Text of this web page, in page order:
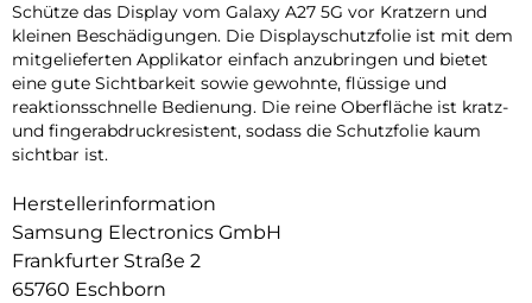
Schütze das Display vom Galaxy A27 5G vor Kratzern und
kleinen Beschädigungen. Die Displayschutzfolie ist mit dem
mitgelieferten Applikator einfach anzubringen und bietet
eine gute Sichtbarkeit sowie gewohnte, flüssige und
reaktionsschnelle Bedienung. Die reine Oberfläche ist kratz-
und fingerabdruckresistent, sodass die Schutzfolie kaum
sichtbar ist.
Herstellerinformation
Samsung Electronics GmbH
Frankfurter Straße 2
65760 Eschborn